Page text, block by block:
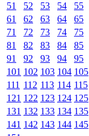
51
52 53 54 55
61
62 63 64 65
71
72 73 74 75
81
82 83 84 85
91
92 93 94 95
101 102 103 104 105
111 112 113 114 115
121 122 123 124 125
131 132 133 134 135
141 142 143 144 145